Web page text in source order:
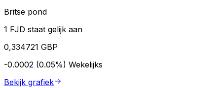
Britse pond
1 FJD staat gelijk aan
0,334721 GBP
-0.0002 (0.05%) Wekelijks
Bekijk grafiek